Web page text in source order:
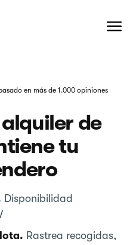
basado en más de 1.000 opiniones
de
tu
Disponibilidad
Rastrea recogidas,